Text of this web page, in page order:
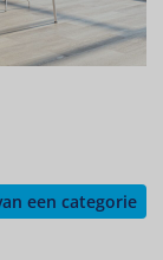
een categorie